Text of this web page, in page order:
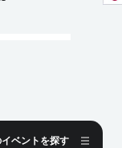
ベントを探す